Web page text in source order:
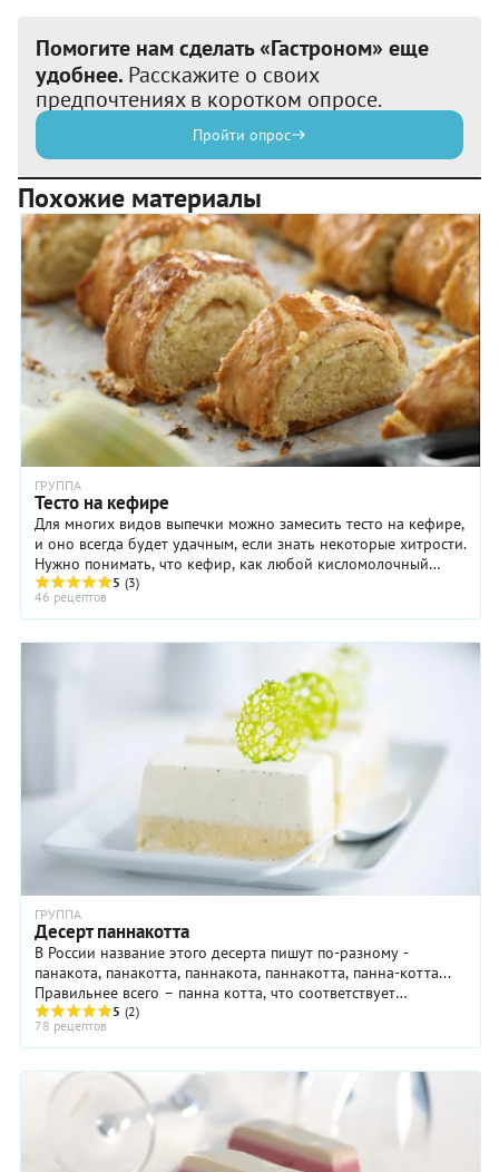
Помогите нам сделать «Гастроном» еще
удобнее. Расскажите о своих
предпочтениях в коротком опросе.
Пройти опрос
Похожие материалы
ГРУППА
Тесто на кефире
Для многих видов выпечки можно замесить тесто на кефире,
и оно всегда будет удачным, если знать некоторые хитрости.
Нужно понимать, что кефир, как любой кисломолочный
продукт, создает в тесте ...
5 (3)
46 рецептов
ГРУППА
Десерт паннакотта
В России название этого десерта пишут по-разному -
панакота, панакотта, паннакота, паннакотта, панна-котта...
Правильнее всего – панна котта, что соответствует
итальянскому Panna cotta ...
5 (2)
78 рецептов